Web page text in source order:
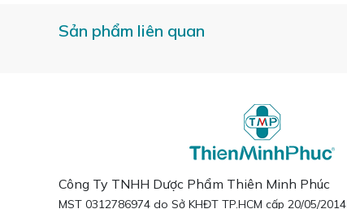
Sản phẩm liên quan
Công Ty TNHH Dược Phẩm Thiên Minh Phúc
MST 0312786974 do Sở KHĐT TP.HCM cấp 20/05/2014